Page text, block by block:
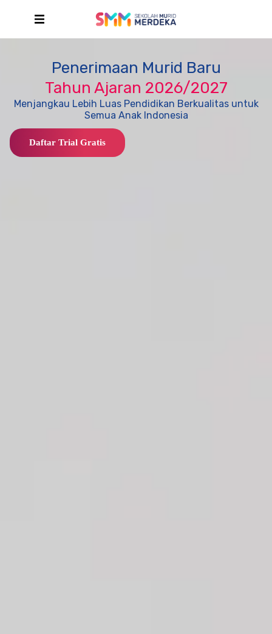
Penerimaan Murid Baru
Tahun Ajaran 2026/2027
Menjangkau Lebih Luas Pendidikan Berkualitas untuk
Semua Anak Indonesia
Daftar Trial Gratis